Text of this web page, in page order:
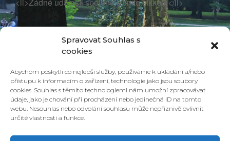
Spravovat Souhlas s
cookies
Abychom poskytli co nejlepší služby, používáme k ukládání a/nebo
přístupu k informacím o zařízení, technologie jako jsou soubory
cookies. Souhlas s těmito technologiemi nám umožní zpracovávat
údaje, jako je chování při procházení nebo jedinečná ID na tomto
webu. Nesouhlas nebo odvolání souhlasu může nepříznivě ovlivnit
určité vlastnosti a funkce.
© 2026 PONAVA CAFÉ & RESTAURANT |